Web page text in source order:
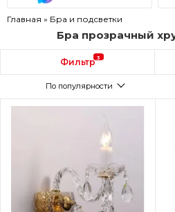
Главная » Бра и подсветки
Бра прозрачный
Фильтр 3
По популярности